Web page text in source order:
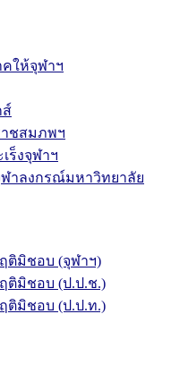
คให้จุฬาฯ
ส์
ชสมภพฯ
ร็งจุฬาฯ
ฬาลงกรณ์มหาวิทยาลัย
ติมิชอบ (จุฬาฯ)
ติมิชอบ (ป.ป.ช.)
ติมิชอบ (ป.ป.ท.)